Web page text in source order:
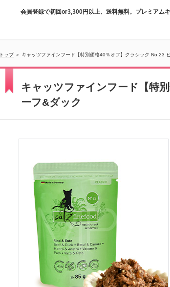
会員登録で初回or3,300円以上、送料無料。プレミアム
トップ＞ キャッツファインフード【特別価格40％オフ】クラシック No.23
キャッツファインフード【特
ーフ&ダック